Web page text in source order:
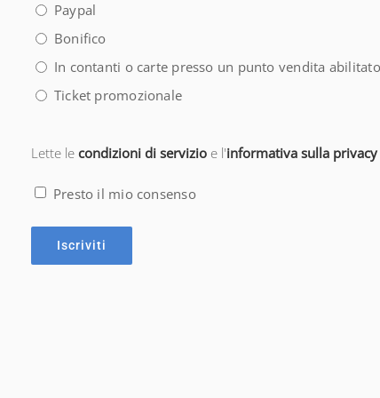
Paypal
Bonifico
In contanti o carte presso un punto vendita abilitato
Ticket promozionale
(Obbligatorio)
Lette le condizioni di servizioe l'informativa sulla privacy
Presto il mio consenso